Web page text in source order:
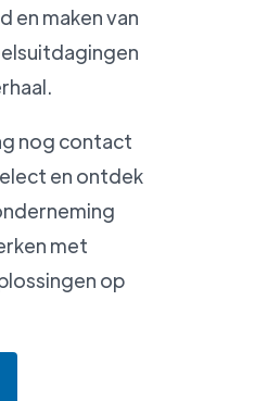
en maken van
nog contact
en ontdek
met
op